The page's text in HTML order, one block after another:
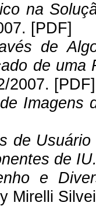
na
[PDF]
de
de
2007. [PDF]
Imagens
de
de
e
Mirelli